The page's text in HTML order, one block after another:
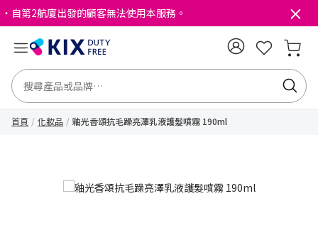
・自第2航廈出發的顧客無法使用本服務。
首頁 化妝品 釉光香頌抗毛躁亮澤乳液護髮噴霧 190ml